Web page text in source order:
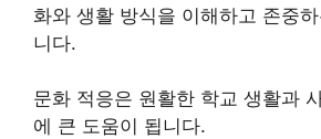
화와 생활 방식을 이해하고 존중
니다.
문화 적응은 원활한 학교 생활과
에 큰 도움이 됩니다.